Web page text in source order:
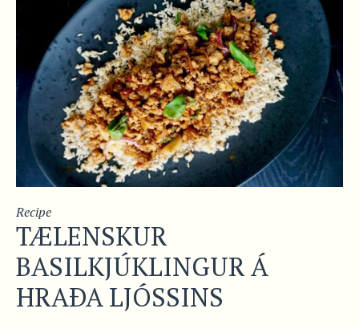
Recipe
TÆLENSKUR
BASILKJÚKLINGUR Á
HRAÐA LJÓSSINS